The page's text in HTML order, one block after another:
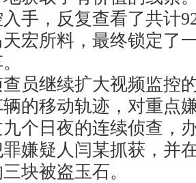
手，反复查看了共计
天宏所料，最终锁定
继续扩大视频监控
的移动轨迹，对重点
九个日夜的连续侦查，
嫌疑人闫某抓获，并
块被盗玉石。